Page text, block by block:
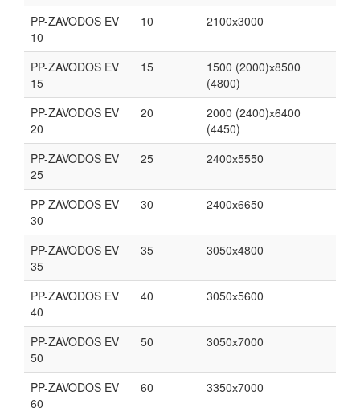
PP-ZAVODOS EV
10
10 2100х3000
PP-ZAVODOS EV
15
15
1500 (2000)х8500
(4800)
PP-ZAVODOS EV
20
20
2000 (2400)х6400
(4450)
PP-ZAVODOS EV
25
25 2400х5550
PP-ZAVODOS EV
30
30 2400х6650
PP-ZAVODOS EV
35
35 3050х4800
PP-ZAVODOS EV
40
40 3050х5600
PP-ZAVODOS EV
50
50 3050х7000
PP-ZAVODOS EV
60
60 3350х7000